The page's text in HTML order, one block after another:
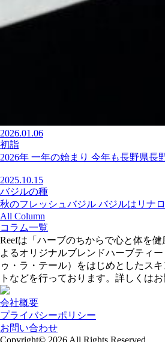
2026.01.06
初詣
2026年 一年の始まり 今年も長野県長
2025.10.15
バジルの種
秋のフレッシュバジル バジルはリナ
All Column
コラム一覧
Reefは「ハーブのちからで心と体を
よるオリジナルブレンドハーブティ
ゥ・ラ・テール）をはじめとしたス
トなどを行っております。詳しくは
会社概要
プライバシーポリシー
お問い合わせ
Copyright© 2026 All Rights Reserved.